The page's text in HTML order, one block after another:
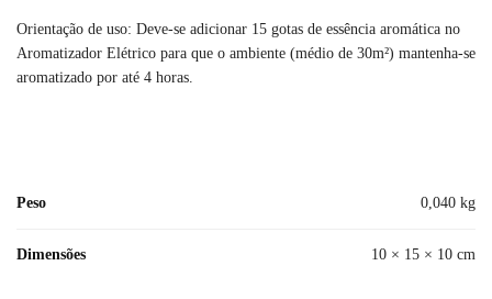
Orientação de uso: Deve-se adicionar 15 gotas de essência aromática no
Aromatizador Elétrico para que o ambiente (médio de 30m²) mantenha-se
aromatizado por até 4 horas.
Peso 0,040 kg
Dimensões 10 × 15 × 10 cm